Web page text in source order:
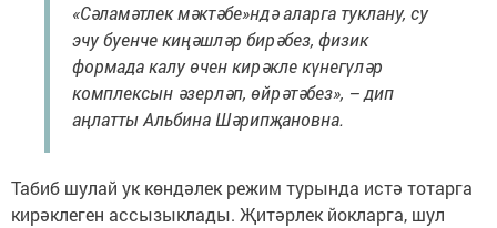
«Сәламәтлек мәктәбе»ндә аларга туклану, су
эчу буенче киңәшләр бирәбез, физик
формада калу өчен кирәкле күнегүләр
комплексын әзерләп, өйрәтәбез», – дип
аңлатты Альбина Шәрипҗановна.
Табиб шулай ук көндәлек режим турында истә тотарга
кирәклеген ассызыклады. Җитәрлек йокларга, шул